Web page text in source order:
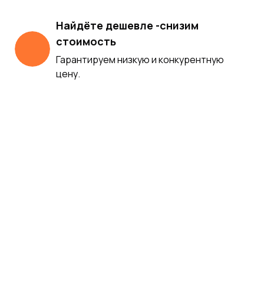
Найдёте дешевле -снизим
стоимость
Гарантируем низкую и конкурентную
цену.